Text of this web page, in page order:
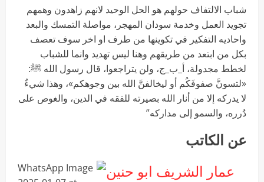
شباب الالتفاف حولهم هو الحل الوحيد لانهم زاهدون وهمهم
تجويد العمل وخدمة سودان المهجر، مواصلة التمسك والبعد
واحاديه التفكير في تكوينها من طرف او اخر سوف تعصف
بكل من ابتعد من طريقهم وهنا ليس تهديد وانما للشباب
لخطط مجدولة، أ_ب_ج، ولن يتراجعوا، قال رسول الله ﷺ:
«لتسونَّ صفوفَكُم أو ليخالفنَّ الله بين وجوهكم»، وهذا شيءٌ
لا يدركه إلا من أنار الله بصيرته للفقه في الدين، والغوص على
دُرره، والسمو إلى مداركه”
عن الكاتب
عمار الشريف ابو حنين